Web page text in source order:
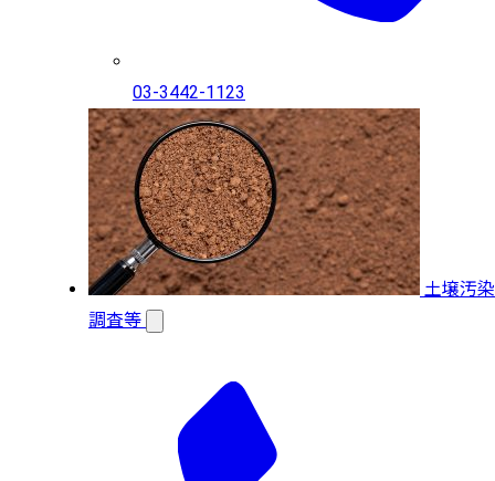
03-3442-1123
土壌汚染
調査等